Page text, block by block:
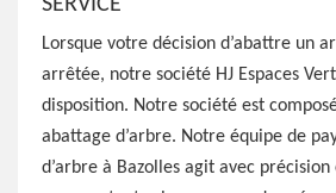
SERVICE
Lorsque votre décision d’abattre un
arrêtée, notre société HJ Espaces
disposition. Notre société est
abattage d’arbre. Notre équipe de
d’arbre à Bazolles agit avec